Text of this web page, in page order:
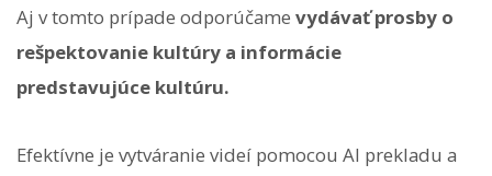
Aj v tomto prípade odporúčame vydávať prosby o
rešpektovanie kultúry a informácie
predstavujúce kultúru.
Efektívne je vytváranie videí pomocou AI prekladu a